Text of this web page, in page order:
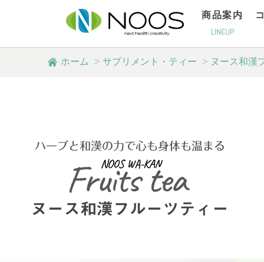
商品案内
LINEUP
ホーム サプリメント・ティー ヌース和漢
ハーブと和漢の力で心も身体も温まる
ヌース和漢フルーツティー